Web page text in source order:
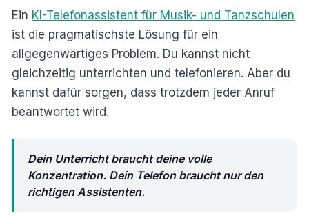
Ein KI-Telefonassistent für Musik- und Tanzschulen
ist die pragmatischste Lösung für ein
allgegenwärtiges Problem. Du kannst nicht
gleichzeitig unterrichten und telefonieren. Aber du
kannst dafür sorgen, dass trotzdem jeder Anruf
beantwortet wird.
Dein Unterricht braucht deine volle
Konzentration. Dein Telefon braucht nur den
richtigen Assistenten.